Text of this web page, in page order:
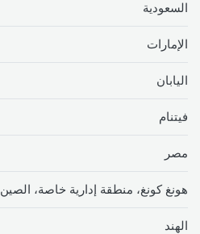
السعودية
الإمارات
اليابان
فيتنام
مصر
هونغ كونغ، منطقة إدارية خاصة، الصين
الهند